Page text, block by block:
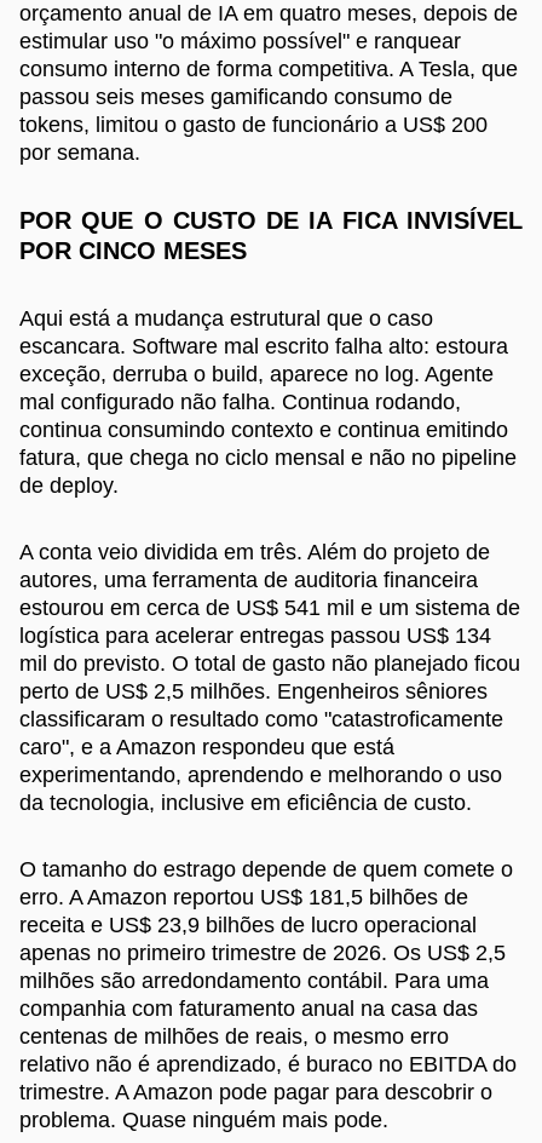
orçamento anual de IA em quatro meses, depois de
estimular uso "o máximo possível" e ranquear
consumo interno de forma competitiva. A Tesla, que
passou seis meses gamificando consumo de
tokens, limitou o gasto de funcionário a US$ 200
por semana.
POR QUE O CUSTO DE IA FICA INVISÍVEL
POR CINCO MESES
Aqui está a mudança estrutural que o caso
escancara. Software mal escrito falha alto: estoura
exceção, derruba o build, aparece no log. Agente
mal configurado não falha. Continua rodando,
continua consumindo contexto e continua emitindo
fatura, que chega no ciclo mensal e não no pipeline
de deploy.
A conta veio dividida em três. Além do projeto de
autores, uma ferramenta de auditoria financeira
estourou em cerca de US$ 541 mil e um sistema de
logística para acelerar entregas passou US$ 134
mil do previsto. O total de gasto não planejado ficou
perto de US$ 2,5 milhões. Engenheiros sêniores
classificaram o resultado como "catastroficamente
caro", e a Amazon respondeu que está
experimentando, aprendendo e melhorando o uso
da tecnologia, inclusive em eficiência de custo.
O tamanho do estrago depende de quem comete o
erro. A Amazon reportou US$ 181,5 bilhões de
receita e US$ 23,9 bilhões de lucro operacional
apenas no primeiro trimestre de 2026. Os US$ 2,5
milhões são arredondamento contábil. Para uma
companhia com faturamento anual na casa das
centenas de milhões de reais, o mesmo erro
relativo não é aprendizado, é buraco no EBITDA do
trimestre. A Amazon pode pagar para descobrir o
problema. Quase ninguém mais pode.